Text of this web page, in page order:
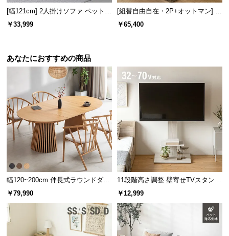
規
に
て
お
客
様
ト
お
知
[幅121cm] 2人掛けソファ ペット対
応生地
￥33,999
[組替自由自在・2P+オットマン] モ
ジュールソファ アームレス 天然木
脚 洗えるカバー
￥65,400
あなたにおすすめの商品
幅120~200cm 伸長式ラウンドダイ
ニングテーブル 6人掛け 天然木突
￥79,990
11段階高さ調整 壁寄せTVスタンド
キャスター付き 上下左右角度調節
￥12,999